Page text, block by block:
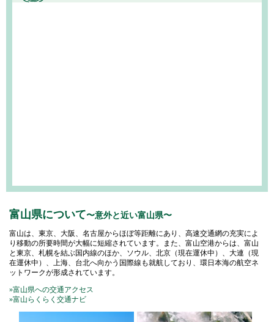
富山県について〜意外と近い富山県〜
富山は、東京、大阪、名古屋からほぼ等距離にあり、高速交通網の充実によ
り移動の所要時間が大幅に短縮されています。また、富山空港からは、富山
と東京、札幌を結ぶ国内線のほか、ソウル、北京（現在運休中）、大連（現
在運休中）、上海、台北へ向かう国際線も就航しており、環日本海の航空ネ
ットワークが形成されています。
»富山県への交通アクセス
»富山らくらく交通ナビ